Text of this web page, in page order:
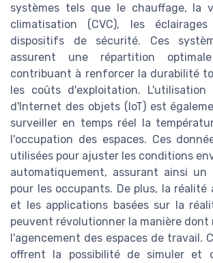
systèmes tels que le chauffage, la
climatisation (CVC), les
dispositifs de sécurité. Ces
assurent une répartition
contribuant à renforcer la durabilité
les coûts d'exploitation.
d'Internet des objets (IoT) est
surveiller en temps réel la
l'occupation des espaces. Ces
utilisées pour ajuster les conditions
automatiquement, assurant ainsi
pour les occupants. De plus, la réalité
et les applications basées sur la
peuvent révolutionner la manière dont
l'agencement des espaces de travail.
offrent la possibilité de simuler et